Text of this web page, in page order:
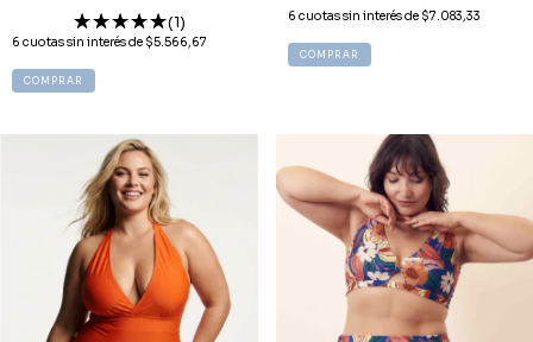
(1)
6 cuotas sin interés de $5.566,67
COMPRAR
6 cuotas sin interés de $7.083,33
COMPRAR